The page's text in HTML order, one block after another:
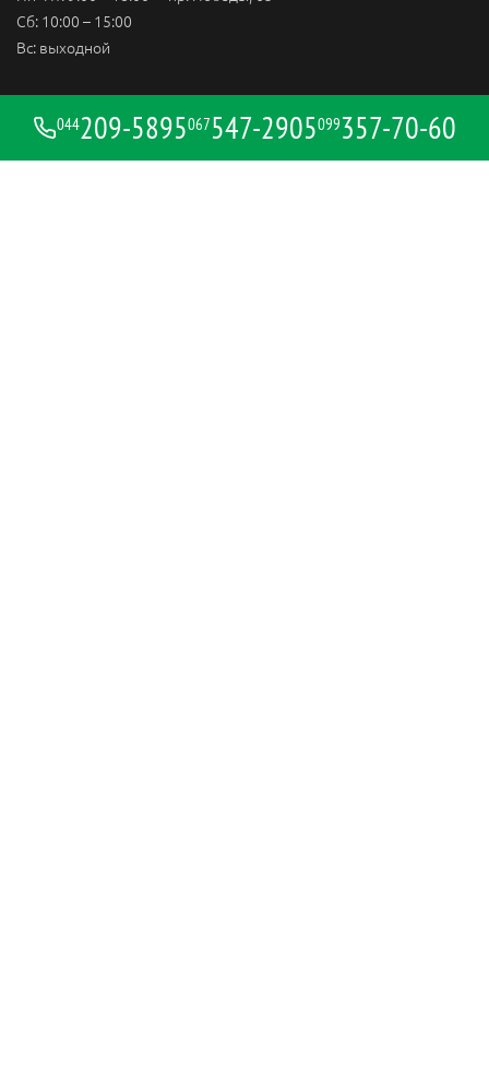
Сб: 10:00 – 15:00
Вс: выходной
044209-5895067547-2905099357-70-60